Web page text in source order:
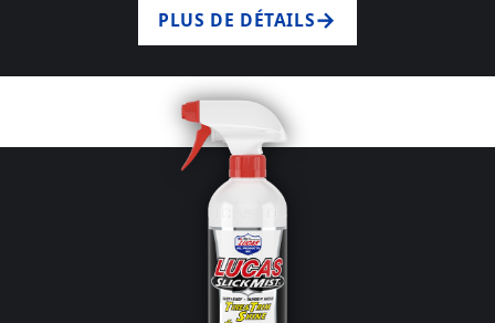
PLUS DE DÉTAILS